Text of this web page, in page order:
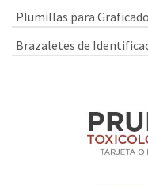
Plumillas para
Brazaletes de